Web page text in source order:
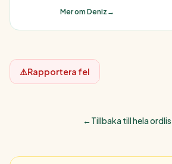
Mer om Deniz →
⚠️Rapportera fel
←Tillbaka till hela